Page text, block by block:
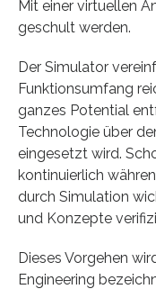
Mit einer virtuellen
geschult werden.
Der Simulator
Funktions­umfang
ganzes Potential
Technologie über
eingesetzt wird.
kontinuierlich
durch Simulation
und Konzepte
Dieses Vorgehen
Engineering